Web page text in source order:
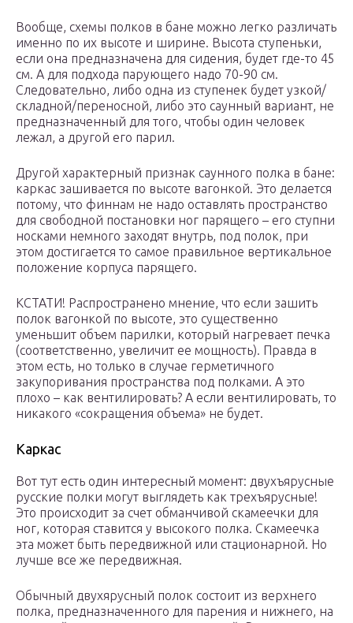
Вообще, схемы полков в бане можно легко различать
именно по их высоте и ширине. Высота ступеньки,
если она предназначена для сидения, будет где-то 45
см. А для подхода парующего надо 70-90 см.
Следовательно, либо одна из ступенек будет узкой/
складной/переносной, либо это саунный вариант, не
предназначенный для того, чтобы один человек
лежал, а другой его парил.
Другой характерный признак саунного полка в бане:
каркас зашивается по высоте вагонкой. Это делается
потому, что финнам не надо оставлять пространство
для свободной постановки ног парящего – его ступни
носками немного заходят внутрь, под полок, при
этом достигается то самое правильное вертикальное
положение корпуса парящего.
КСТАТИ! Распространено мнение, что если зашить
полок вагонкой по высоте, это существенно
уменьшит объем парилки, который нагревает печка
(соответственно, увеличит ее мощность). Правда в
этом есть, но только в случае герметичного
закупоривания пространства под полками. А это
плохо – как вентилировать? А если вентилировать, то
никакого «сокращения объема» не будет.
Каркас
Вот тут есть один интересный момент: двухъярусные
русские полки могут выглядеть как трехъярусные!
Это происходит за счет обманчивой скамеечки для
ног, которая ставится у высокого полка. Скамеечка
эта может быть передвижной или стационарной. Но
лучше все же передвижная.
Обычный двухярусный полок состоит из верхнего
полка, предназначенного для парения и нижнего, на